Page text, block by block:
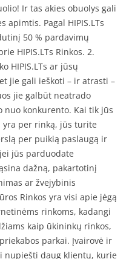
Ir tas akies obuolys gali
apimtis. Pagal HIPIS.LTs
50 % pardavimų
HIPIS.LTs Rinkos. 2.
HIPIS.LTs ar jūsų
jie gali ieškoti – ir atrasti –
jie galbūt neatrado
konkurento. Kai tik jūs
per rinką, jūs turite
per puikią paslaugą ir
jūs parduodate
dažną, pakartotinį
ar žvejybinis
Rinkos yra visi apie jėgą
rinkoms, kadangi
kaip ūkininkų rinkos,
parkai. Įvairovė ir
nupiešti daug klientų, kurie